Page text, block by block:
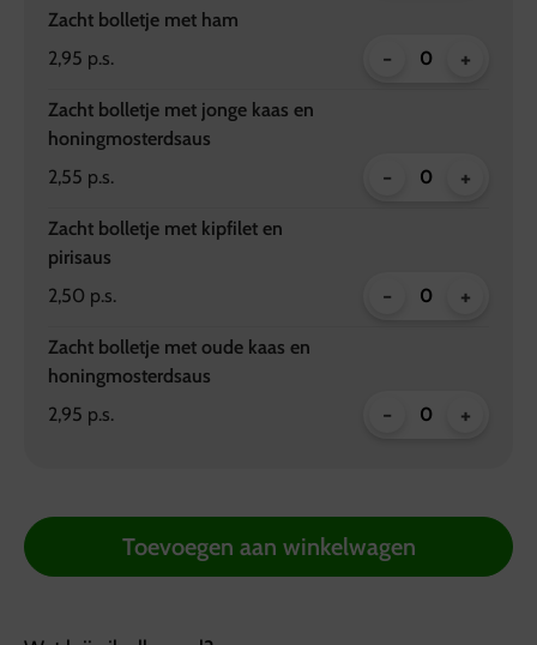
Zacht bolletje met ham
2,95 p.s.
- +
Zacht bolletje met jonge kaas en
honingmosterdsaus
2,55 p.s.
- +
Zacht bolletje met kipfilet en
pirisaus
2,50 p.s.
- +
Zacht bolletje met oude kaas en
honingmosterdsaus
2,95 p.s.
- +
Toevoegen aan winkelwagen